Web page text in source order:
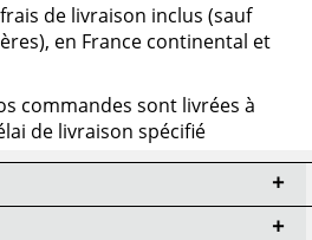
de livraison inclus (sauf
en France continental et
commandes sont livrées à
de livraison spécifié